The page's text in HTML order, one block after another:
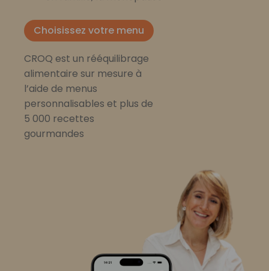
Choisissez votre menu
CROQ est un rééquilibrage
alimentaire sur mesure à
l’aide de menus
personnalisables et plus de
5 000 recettes
gourmandes